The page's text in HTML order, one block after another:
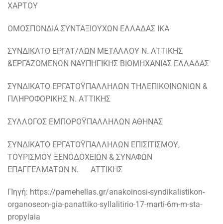
ΧΑΡΤΟΥ
ΟΜΟΣΠΟΝΔΙΑ ΣΥΝΤΑΞΙΟΥΧΩΝ ΕΛΛΑΔΑΣ ΙΚΑ
ΣΥΝΔΙΚΑΤΟ ΕΡΓΑΤ/ΛΩΝ ΜΕΤΑΛΛΟΥ Ν. ΑΤΤΙΚΗΣ
&ΕΡΓΑΖΟΜΕΝΩΝ ΝΑΥΠΗΓΙΚΗΣ ΒΙΟΜΗΧΑΝΙΑΣ ΕΛΛΑΔΑΣ
ΣΥΝΔΙΚΑΤΟ ΕΡΓΑΤΟΫΠΑΛΛΗΛΩΝ ΤΗΛΕΠΙΚΟΙΝΩΝΙΩΝ &
ΠΛΗΡΟΦΟΡΙΚΗΣ Ν. ΑΤΤΙΚΗΣ
ΣΥΛΛΟΓΟΣ ΕΜΠΟΡΟΫΠΑΛΛΗΛΩΝ ΑΘΗΝΑΣ
ΣΥΝΔΙΚΑΤΟ ΕΡΓΑΤΟΫΠΑΛΛΗΛΩΝ ΕΠΙΣΙΤΙΣΜΟΥ,
ΤΟΥΡΙΣΜΟΥ ΞΕΝΟΔΟΧΕΙΩΝ & ΣΥΝΑΦΩΝ
ΕΠΑΓΓΕΛΜΑΤΩΝ Ν. ΑΤΤΙΚΗΣ
Πηγή: https://pamehellas.gr/anakoinosi-syndikalistikon-
organoseon-gia-panattiko-syllalitirio-17-marti-6m-m-sta-
propylaia